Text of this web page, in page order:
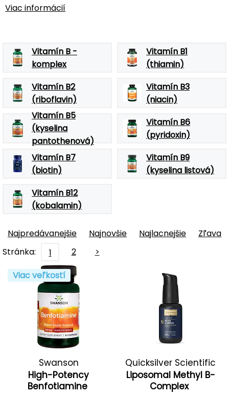
Viac informácií
Vitamín B -
komplex
Vitamín B1
(thiamin)
Vitamín B2
(riboflavin)
Vitamín B3
(niacin)
Vitamín B5
(kyselina
pantothenová)
Vitamín B6
(pyridoxin)
Vitamín B7
(biotin)
Vitamín B9
(kyselina listová)
Vitamín B12
(kobalamin)
Najpredávanejšie Najnovšie Najlacnejšie
Zľava
Stránka:
1 2
>
Viac veľkostí
Swanson
High-Potency
Benfotiamine
Quicksilver Scientific
Liposomal Methyl B-
Complex